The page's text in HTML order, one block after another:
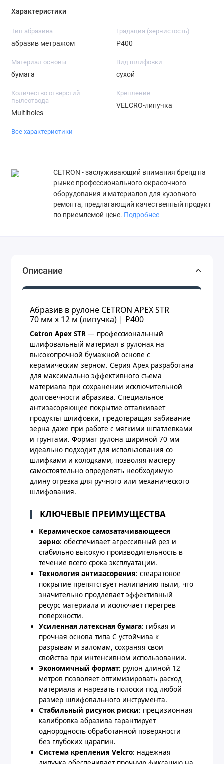
Характеристики
Тип абразива
абразив метражом
Градация (зернистость)
P400
Материал основы
бумага
Вид шлифовки
сухой
Количество отверстий
пылеотвода
Multiholes
Крепление
VELCRO-липучка
Все характеристики
СETRON - заслуживающий внимания бренд на
рынке профессионального окрасочного
оборудования и материалов для кузовного
ремонта, предлагающий качественный продукт
по приемлемой цене. Подробнее
Описание
Абразив в рулоне CETRON APEX STR
70 мм х 12 м (липучка) | P400
Cetron Apex STR — профессиональный
шлифовальный материал в рулонах на
высокопрочной бумажной основе с
керамическим зерном. Серия Apex разработана
для максимально эффективного съема
материала при сохранении исключительной
долговечности абразива. Специальное
антизасоряющее покрытие отталкивает
продукты шлифовки, предотвращая забивание
зерна даже при работе с мягкими шпатлевками
и грунтами. Формат рулона шириной 70 мм
идеально подходит для использования со
шлифками и колодками, позволяя мастеру
самостоятельно определять необходимую
длину отрезка для ручного или механического
шлифования.
КЛЮЧЕВЫЕ ПРЕИМУЩЕСТВА
Керамическое самозатачивающееся
зерно: обеспечивает агрессивный рез и
стабильно высокую производительность в
течение всего срока эксплуатации.
Технология антизасорения: стеаратовое
покрытие препятствует налипанию пыли, что
значительно продлевает эффективный
ресурс материала и исключает перегрев
поверхности.
Усиленная латексная бумага: гибкая и
прочная основа типа C устойчива к
разрывам и заломам, сохраняя свои
свойства при интенсивном использовании.
Экономичный формат: рулон длиной 12
метров позволяет оптимизировать расход
материала и нарезать полоски под любой
размер шлифовального инструмента.
Стабильный рисунок риски: прецизионная
калибровка абразива гарантирует
однородность обработанной поверхности
без глубоких царапин.
Система крепления Velcro: надежная